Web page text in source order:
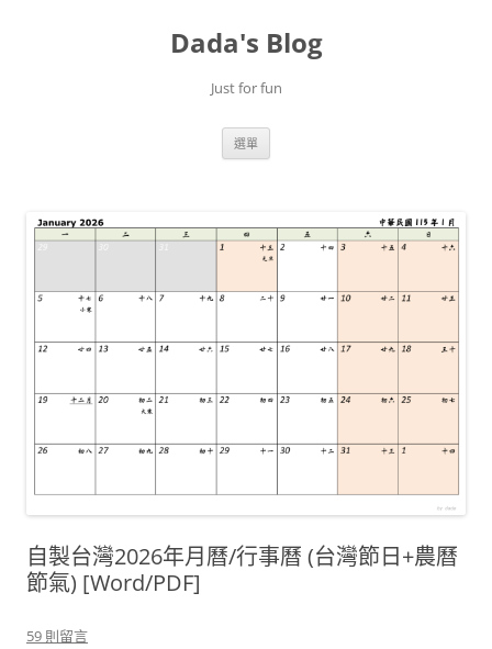
Dada's Blog
Just for fun
選單
自製台灣2026年月曆/行事曆 (台灣節日+農曆
節氣) [Word/PDF]
59 則留言